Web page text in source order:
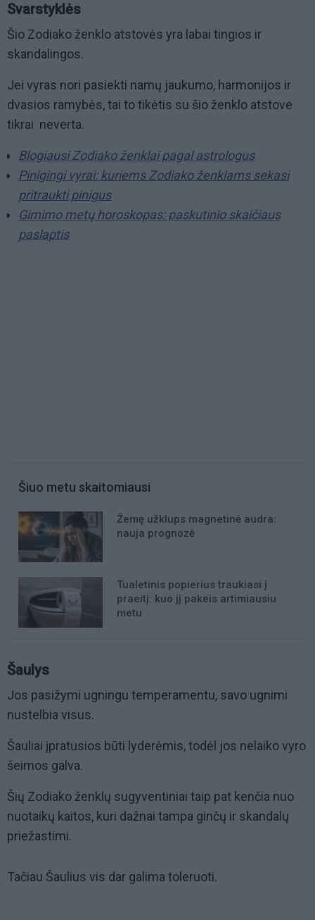
Svarstyklės
Šio Zodiako ženklo atstovės yra labai tingios ir
skandalingos.
Jei vyras nori pasiekti namų jaukumo, harmonijos ir
dvasios ramybės, tai to tikėtis su šio ženklo atstove
tikrai neverta.
Blogiausi Zodiako ženklai pagal astrologus
Pinigingi vyrai: kuriems Zodiako ženklams sekasi
pritraukti pinigus
Gimimo metų horoskopas: paskutinio skaičiaus
paslaptis
Šiuo metu skaitomiausi
Žemę užklups magnetinė audra:
nauja prognozė
Tualetinis popierius traukiasi į
praeitį: kuo jį pakeis artimiausiu
metu
Šaulys
Jos pasižymi ugningu temperamentu, savo ugnimi
nustelbia visus.
Šauliai įpratusios būti lyderėmis, todėl jos nelaiko vyro
šeimos galva.
Šių Zodiako ženklų sugyventiniai taip pat kenčia nuo
nuotaikų kaitos, kuri dažnai tampa ginčų ir skandalų
priežastimi.
Tačiau Šaulius vis dar galima toleruoti.